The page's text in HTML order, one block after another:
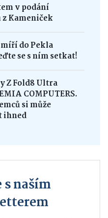
v podání
Kameniček
do Pekla
se s ním setkat!
Z Fold8 Ultra
COMPUTERS.
si může
ihned
s naším